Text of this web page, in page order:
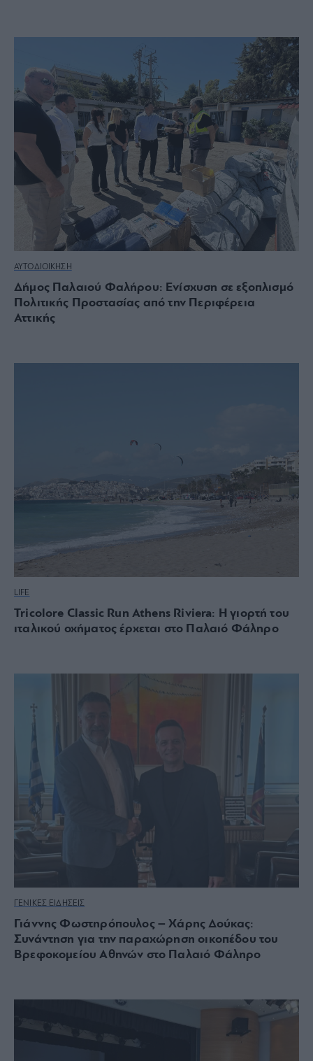
ΑΥΤΟΔΙΟΙΚΗΣΗ
Δήμος Παλαιού Φαλήρου: Ενίσχυση σε εξοπλισμό
Πολιτικής Προστασίας από την Περιφέρεια
Αττικής
LIFE
Tricolore Classic Run Athens Riviera: Η γιορτή του
ιταλικού οχήματος έρχεται στο Παλαιό Φάληρο
ΓΕΝΙΚΕΣ ΕΙΔΗΣΕΙΣ
Γιάννης Φωστηρόπουλος – Χάρης Δούκας:
Συνάντηση για την παραχώρηση οικοπέδου του
Βρεφοκομείου Αθηνών στο Παλαιό Φάληρο